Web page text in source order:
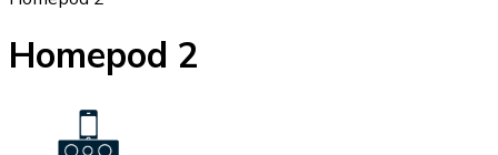
Homepod 2